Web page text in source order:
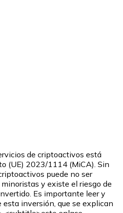
de criptoactivos está
(UE) 2023/1114 (MiCA). Sin
puede no ser
y existe el riesgo de
Es importante leer y
esta inversión, que se explican